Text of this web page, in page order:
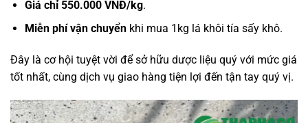
Giá chỉ 550.000 VNĐ/kg.
Miễn phí vận chuyểnkhi mua 1kg lá khôi tía sấy khô.
Đây là cơ hội tuyệt vời để sở hữu dược liệu quý với mức giá
tốt nhất, cùng dịch vụ giao hàng tiện lợi đến tận tay quý vị.